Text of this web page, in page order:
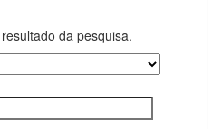
da pesquisa.